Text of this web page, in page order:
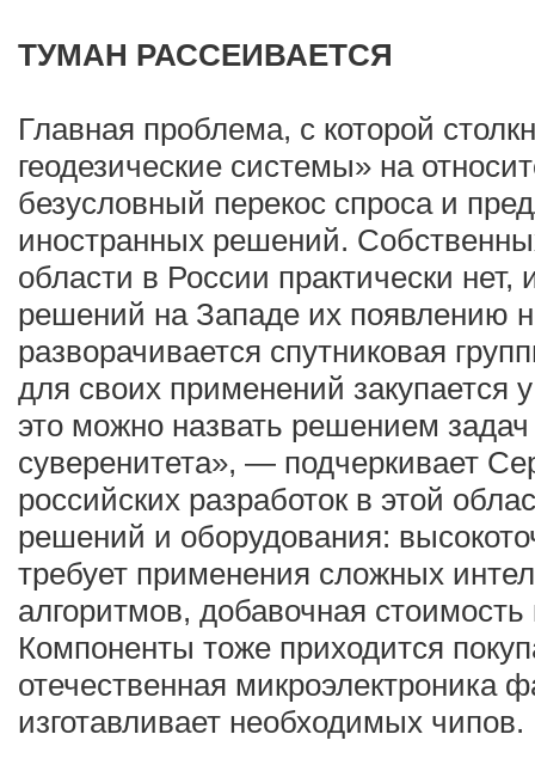
ТУМАН РАССЕИВАЕТСЯ
Главная проблема, с которой
геодезические системы» на
безусловный перекос спроса и
иностранных решений.
области в России практически нет,
решений на Западе их появлению
разворачивается спутниковая
для своих применений закупается
это можно назвать решением задач
суверенитета», — подчеркивает
российских разработок в этой
решений и оборудования:
требует применения сложных
алгоритмов, добавочная
Компоненты тоже приходится
отечественная микроэлектроника
изготавливает необходимых чипов.